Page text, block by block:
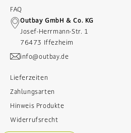
FAQ
Outbay GmbH & Co. KG
Josef-Herrmann-Str. 1
76473 Iffezheim
info@outbay.de
Lieferzeiten
Zahlungsarten
Hinweis Produkte
Widerrufsrecht